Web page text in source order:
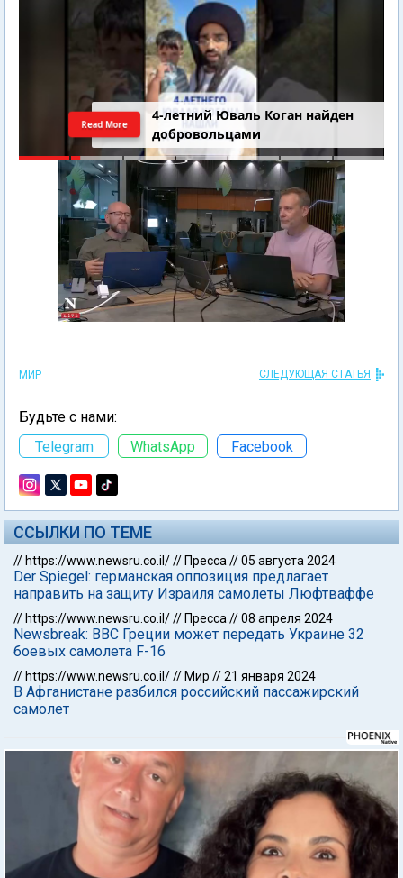
4-летний Юваль Коган найден
добровольцами
Read More
МИР СЛЕДУЮЩАЯ СТАТЬЯ
Будьте с нами:
Telegram
WhatsApp Facebook
ССЫЛКИ ПО ТЕМЕ
// https://www.newsru.co.il/// Пресса //05 августа 2024
Der Spiegel: германская оппозиция предлагает
направить на защиту Израиля самолеты Люфтваффе
// https://www.newsru.co.il/// Пресса //08 апреля 2024
Newsbreak: ВВС Греции может передать Украине 32
боевых самолета F-16
// https://www.newsru.co.il/// Мир //21 января 2024
В Афганистане разбился российский пассажирский
самолет